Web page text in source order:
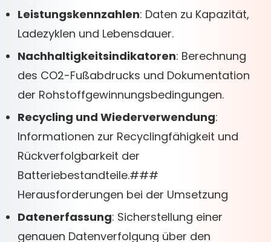
Leistungskennzahlen: Daten zu Kapazität,
Ladezyklen und Lebensdauer.
Nachhaltigkeitsindikatoren: Berechnung
des CO2-Fußabdrucks und Dokumentation
der Rohstoffgewinnungsbedingungen.
Recycling und Wiederverwendung:
Informationen zur Recyclingfähigkeit und
Rückverfolgbarkeit der
Batteriebestandteile.###
Herausforderungen bei der Umsetzung
Datenerfassung: Sicherstellung einer
genauen Datenverfolgung über den